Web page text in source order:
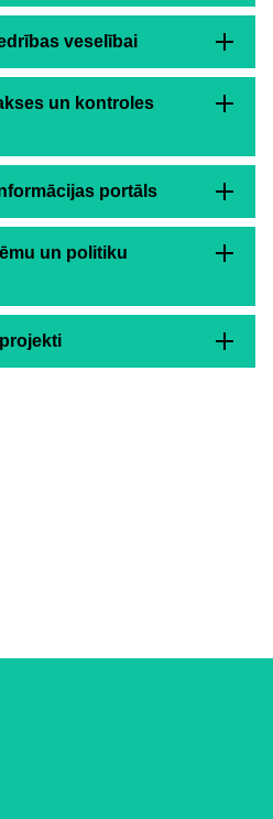
veselībai
un kontroles
portāls
un politiku